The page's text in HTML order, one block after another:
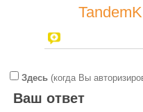
TandemK
Здесь (когда Вы
Ваш ответ